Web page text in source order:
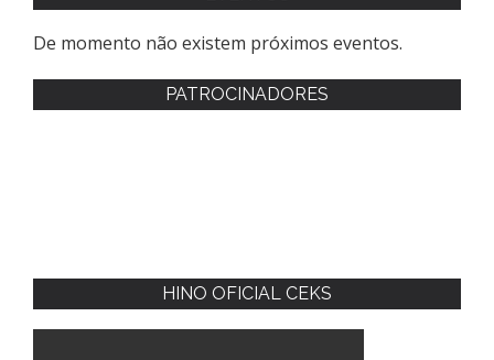
De momento não existem próximos eventos.
PATROCINADORES
HINO OFICIAL CEKS